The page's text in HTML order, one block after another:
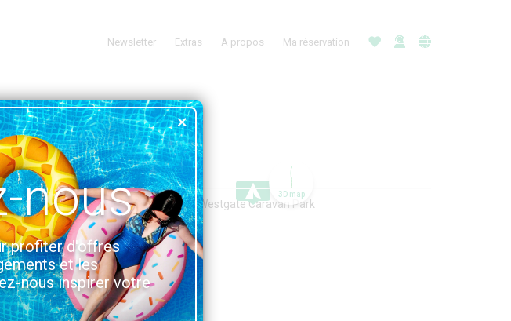
Newsletter Extras A propos Ma réservation
3D map
nous
profiter d'offres
et les
nous inspirer votre